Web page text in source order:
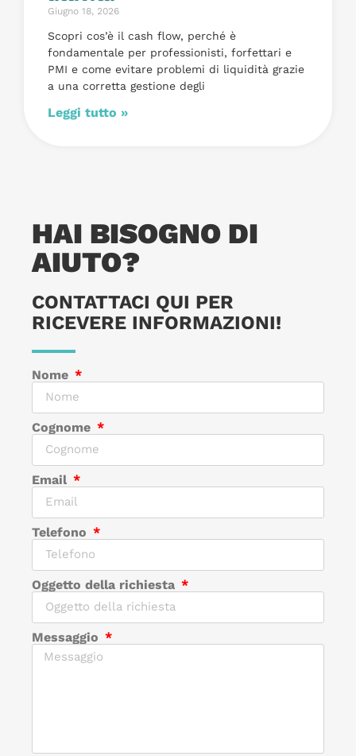
Giugno 18, 2026
Scopri cos’è il cash flow, perché è
fondamentale per professionisti, forfettari e
PMI e come evitare problemi di liquidità grazie
a una corretta gestione degli
Leggi tutto »
HAI BISOGNO DI
AIUTO?
CONTATTACI QUI PER
RICEVERE INFORMAZIONI!
Nome
Cognome
Email
Telefono
Oggetto della richiesta
Messaggio